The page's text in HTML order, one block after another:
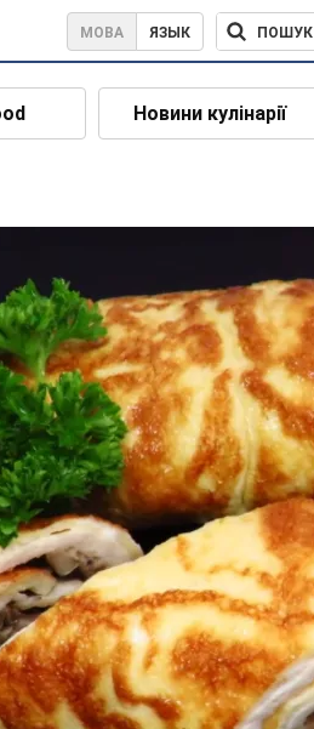
МОВА ЯЗЫК ПОШУК
Новини кулінарії